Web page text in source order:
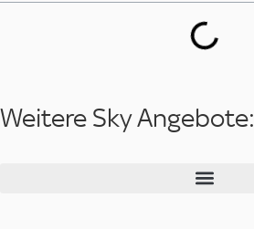
Weitere Sky Angebote: